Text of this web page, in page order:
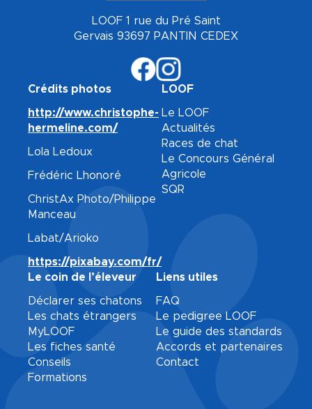
LOOF 1 rue du Pré Saint
Gervais 93697 PANTIN CEDEX
Crédits photos
http://www.christophe-
hermeline.com/
Lola Ledoux
Frédéric Lhonoré
ChristAx Photo/Philippe
Manceau
Labat/Arioko
https://pixabay.com/fr/
LOOF
Le LOOF
Actualités
Races de chat
Le Concours Général
Agricole
SQR
Le coin de l’éleveur
Déclarer ses chatons
Les chats étrangers
MyLOOF
Les fiches santé
Conseils
Formations
Liens utiles
FAQ
Le pedigree LOOF
Le guide des standards
Accords et partenaires
Contact